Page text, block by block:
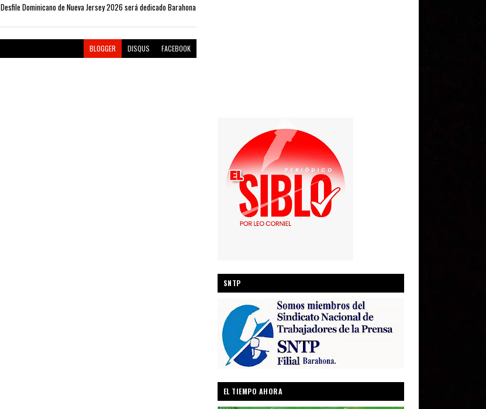
Desfile Dominicano de Nueva Jersey 2026 será dedicado Barahona
BLOGGER DISQUS FACEBOOK
SNTP
EL TIEMPO AHORA